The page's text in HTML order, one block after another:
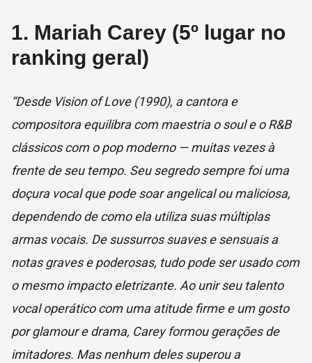
1. Mariah Carey (5º lugar no
ranking geral)
“Desde Vision of Love (1990), a cantora e
compositora equilibra com maestria o soul e o R&B
clássicos com o pop moderno — muitas vezes à
frente de seu tempo. Seu segredo sempre foi uma
doçura vocal que pode soar angelical ou maliciosa,
dependendo de como ela utiliza suas múltiplas
armas vocais. De sussurros suaves e sensuais a
notas graves e poderosas, tudo pode ser usado com
o mesmo impacto eletrizante. Ao unir seu talento
vocal operático com uma atitude firme e um gosto
por glamour e drama, Carey formou gerações de
imitadores. Mas nenhum deles superou a